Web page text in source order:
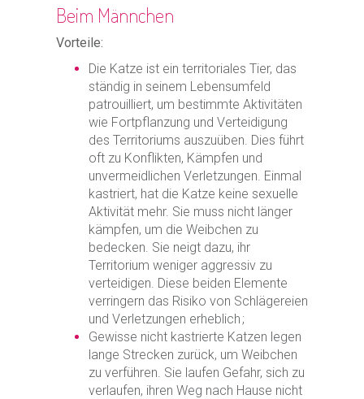
Beim Männchen
Vorteile:
Die Katze ist ein territoriales Tier, das
ständig in seinem Lebensumfeld
patrouilliert, um bestimmte Aktivitäten
wie Fortpflanzung und Verteidigung
des Territoriums auszuüben. Dies führt
oft zu Konflikten, Kämpfen und
unvermeidlichen Verletzungen. Einmal
kastriert, hat die Katze keine sexuelle
Aktivität mehr. Sie muss nicht länger
kämpfen, um die Weibchen zu
bedecken. Sie neigt dazu, ihr
Territorium weniger aggressiv zu
verteidigen. Diese beiden Elemente
verringern das Risiko von Schlägereien
und Verletzungen erheblich ;
Gewisse nicht kastrierte Katzen legen
lange Strecken zurück, um Weibchen
zu verführen. Sie laufen Gefahr, sich zu
verlaufen, ihren Weg nach Hause nicht